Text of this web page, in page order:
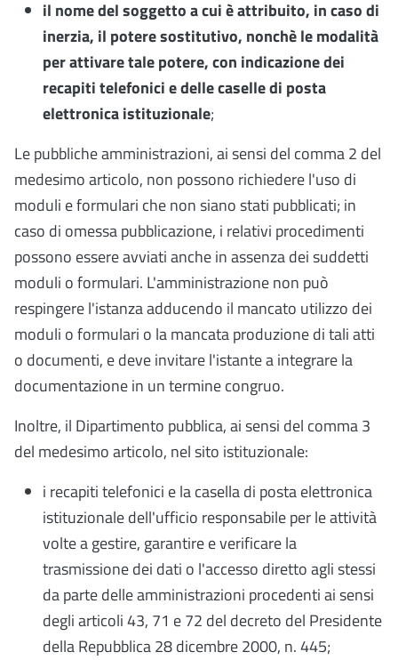
il nome del soggetto a cui è attribuito, in caso di
inerzia, il potere sostitutivo, nonchè le modalità
per attivare tale potere, con indicazione dei
recapiti telefonici e delle caselle di posta
elettronica istituzionale;
Le pubbliche amministrazioni, ai sensi del comma 2 del
medesimo articolo, non possono richiedere l'uso di
moduli e formulari che non siano stati pubblicati; in
caso di omessa pubblicazione, i relativi procedimenti
possono essere avviati anche in assenza dei suddetti
moduli o formulari. L'amministrazione non può
respingere l'istanza adducendo il mancato utilizzo dei
moduli o formulari o la mancata produzione di tali atti
o documenti, e deve invitare l'istante a integrare la
documentazione in un termine congruo.
Inoltre, il Dipartimento pubblica, ai sensi del comma 3
del medesimo articolo, nel sito istituzionale:
i recapiti telefonici e la casella di posta elettronica
istituzionale dell'ufficio responsabile per le attività
volte a gestire, garantire e verificare la
trasmissione dei dati o l'accesso diretto agli stessi
da parte delle amministrazioni procedenti ai sensi
degli articoli 43, 71 e 72 del decreto del Presidente
della Repubblica 28 dicembre 2000, n. 445;